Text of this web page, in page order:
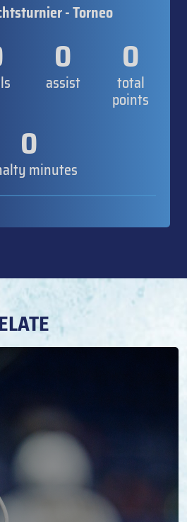
- Torneo
0
assist
0
total
points
0
minutes